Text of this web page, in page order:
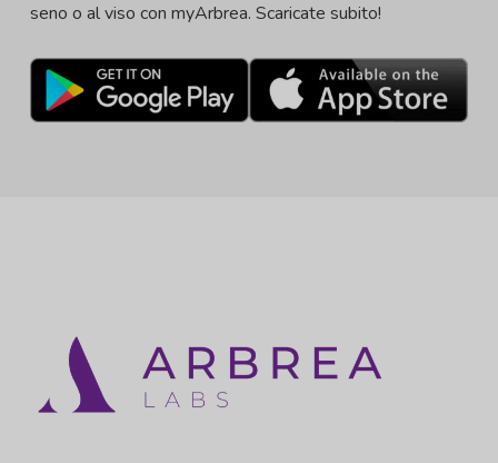
seno o al viso con myArbrea. Scaricate subito!